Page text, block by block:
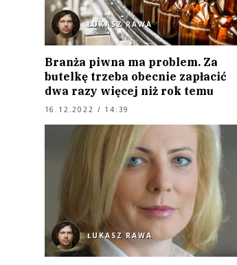
ŁUKASZ RAWA
Branża piwna ma problem. Za
butelkę trzeba obecnie zapłacić
dwa razy więcej niż rok temu
16.12.2022 / 14:39
ŁUKASZ RAWA